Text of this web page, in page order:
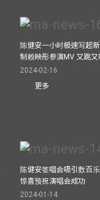
陈健安一小时极速写起
制赖映彤参演MV 又跳
2024-02-16
更多
陈健安签唱会吸引数百
惊喜预祝演唱会成功
2024-01-14